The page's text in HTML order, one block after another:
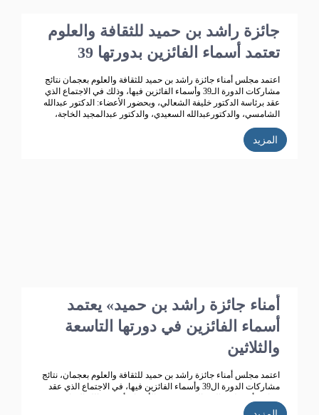
جائزة راشد بن حميد للثقافة والعلوم
تعتمد أسماء الفائزين بدورتها 39
اعتمد مجلس أمناء جائزة راشد بن حميد للثقافة والعلوم بعجمان نتائج
مشاركات الدورة الـ39 وأسماء الفائزين فيها، وذلك في الاجتماع الذي
عقد برئاسة الدكتور خليفة الشعالي، وبحضور الأعضاء: الدكتور عبدالله
الشامسي، والدكتورعبدالله السعيدي، والدكتور عبدالمجيد الخاجة،
والدكتور خالد الخاجة، والدكتور سيف الشعالي، والدكتورة نهلة
القاسمي، وأحمد حبيب الغريب، وخميس عبدالله، ونجيبة محمد
الرفاعي، وفائقة هلال بوهزاع. 352 مشاركاً
المزيد
أمناء جائزة راشد بن حميد» يعتمد
أسماء الفائزين في دورتها التاسعة
والثلاثين
اعتمد مجلس أمناء جائزة راشد بن حميد للثقافة والعلوم بعجمان، نتائج
مشاركات الدورة ال39 وأسماء الفائزين فيها، في الاجتماع الذي عقد
ود. عبدالله السعيدي، ود. عبد المجيد الخاجة، ود. خالد الخاجة، ود. سيف